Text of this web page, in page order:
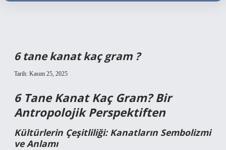
6 tane kanat kaç gram ?
Tarih: Kasım 25, 2025
6 Tane Kanat Kaç Gram? Bir
Antropolojik Perspektiften
Kültürlerin Çeşitliliği: Kanatların Sembolizmi
ve Anlamı